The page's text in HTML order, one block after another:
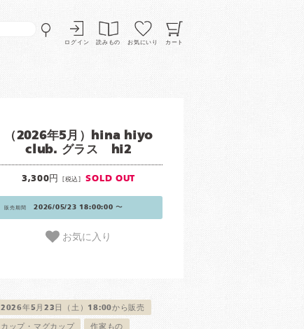
ログイン 読みもの お気にいり カート
（2026年5月）hina hiyo
club. グラス hi2
3,300円 [税込] SOLD OUT
販売期間 2026/05/23 18:00:00 〜
お気に入り
2026年5月23日（土）18:00から販売
カップ・マグカップ 作家もの